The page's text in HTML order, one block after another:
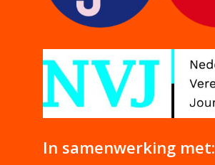
In samenwerking met: